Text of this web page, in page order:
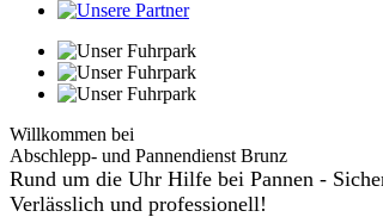
Willkommen bei
Abschlepp- und Pannendienst Brunz
Rund um die Uhr Hilfe bei Pannen -
Verlässlich und professionell!